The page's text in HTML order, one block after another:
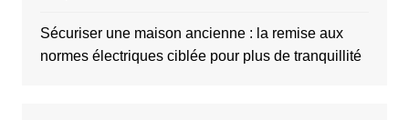
Sécuriser une maison ancienne : la remise aux
normes électriques ciblée pour plus de tranquillité